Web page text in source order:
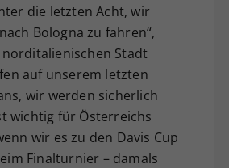
die letzten Acht, wir
Bologna zu fahren“,
norditalienischen Stadt
auf unserem letzten
wir werden sicherlich
wichtig für Österreichs
wir es zu den Davis Cup
Finalturnier – damals